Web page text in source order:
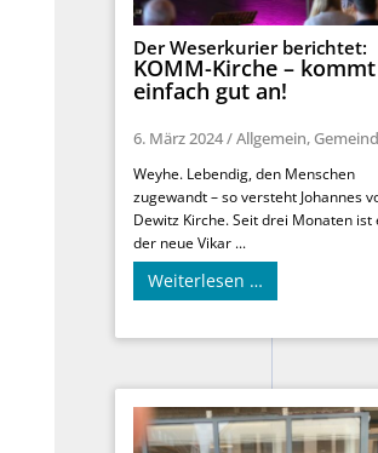
Der Weserkurier berichtet:
KOMM-Kirche – kommt
einfach gut an!
6. März 2024/Allgemein,
Weyhe. Lebendig, den Menschen
zugewandt – so versteht Johannes
Dewitz Kirche. Seit drei Monaten ist
der neue Vikar ...
Weiterlesen …